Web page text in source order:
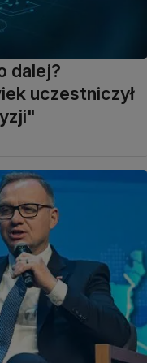
dalej?
uczestniczył